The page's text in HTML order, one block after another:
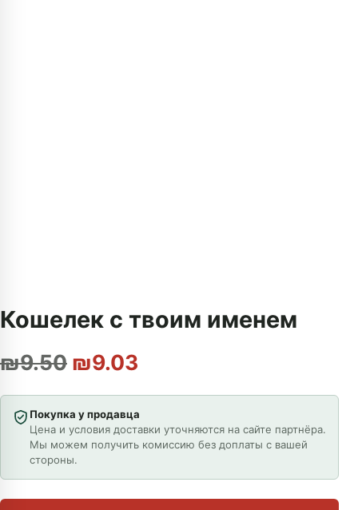
Кошелек с твоим именем
₪9.50 Первоначальная цена
₪9.03
Покупка у продавца
Цена и условия доставки уточняются на сайте партнёра.
Мы можем получить комиссию без доплаты с вашей
стороны.